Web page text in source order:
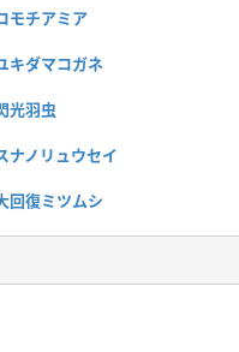
モチアミア
キダマコガネ
光羽虫
ナノリュウセイ
回復ミツムシ